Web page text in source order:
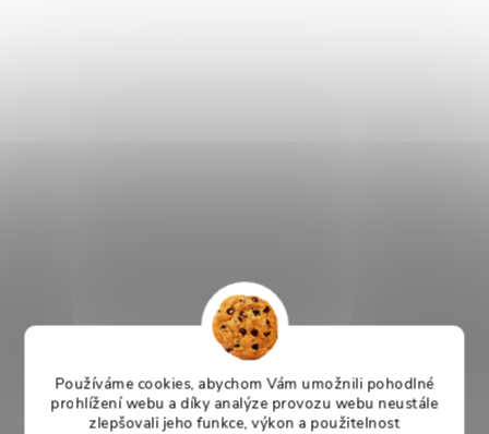
Používáme cookies, abychom Vám umožnili pohodlné
prohlížení webu a díky analýze provozu webu neustále
zlepšovali jeho funkce, výkon a použitelnost